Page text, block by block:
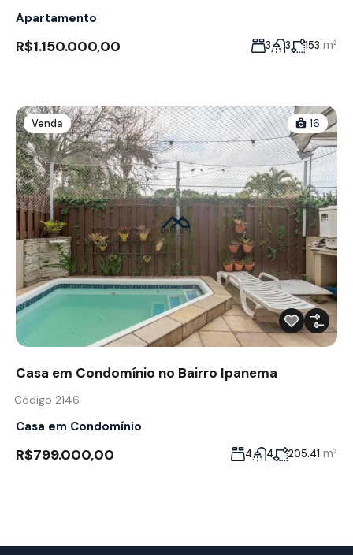
Apartamento
R$1.150.000,00 3 3 153 m²
Venda 16
Casa em Condomínio no Bairro Ipanema
Código 2146
Casa em Condomínio
R$799.000,00 4 4 205.41 m²